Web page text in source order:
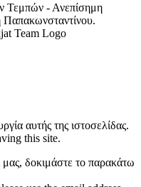
Τεμπών - Ανεπίσημη
αυτής της ιστοσελίδας.
this site.
μας, δοκιμάστε το παρακάτω